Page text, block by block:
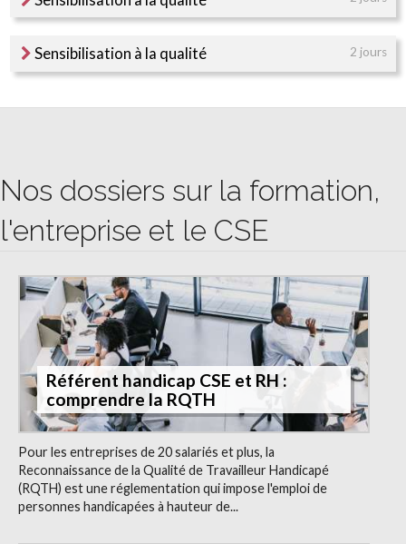
Sensibilisation à la qualité 2 jours
Nos dossiers sur la formation,
l'entreprise et le CSE
Référent handicap CSE et RH :
comprendre la RQTH
Pour les entreprises de 20 salariés et plus, la
Reconnaissance de la Qualité de Travailleur Handicapé
(RQTH) est une réglementation qui impose l'emploi de
personnes handicapées à hauteur de...